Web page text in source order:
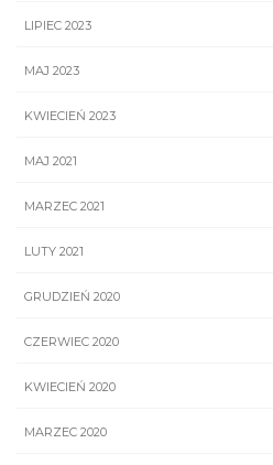
LIPIEC 2023
MAJ 2023
KWIECIEŃ 2023
MAJ 2021
MARZEC 2021
LUTY 2021
GRUDZIEŃ 2020
CZERWIEC 2020
KWIECIEŃ 2020
MARZEC 2020